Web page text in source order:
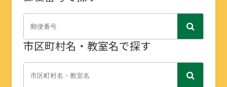
市区町村名・教室名で探す